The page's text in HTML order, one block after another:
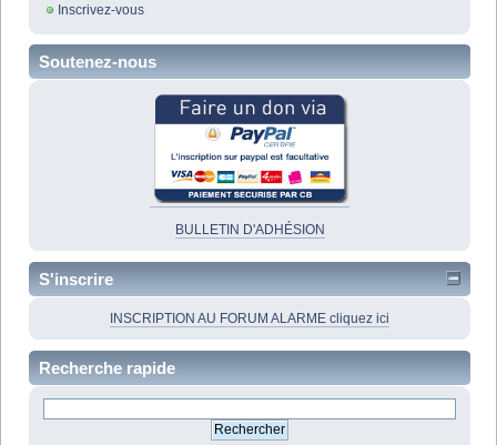
Inscrivez-vous
Soutenez-nous
BULLETIN D'ADHÉSION
S'inscrire
INSCRIPTION AU FORUM ALARME cliquez ici
Recherche rapide